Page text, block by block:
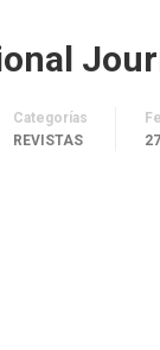
Categorías
REVISTAS